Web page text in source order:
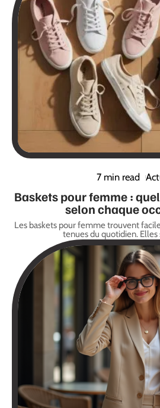
7 min read
Baskets pour femme :
selon chaque
Les baskets pour femme trouvent
tenues du quotidien.